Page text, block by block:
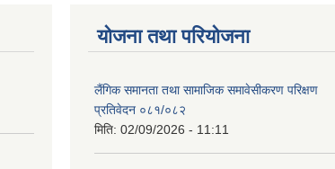
योजना तथा परियोजना
लैंगिक समानता तथा सामाजिक समावेसीकरण परिक्षण
प्रतिवेदन ०८१/०८२
मिति: 02/09/2026 - 11:11